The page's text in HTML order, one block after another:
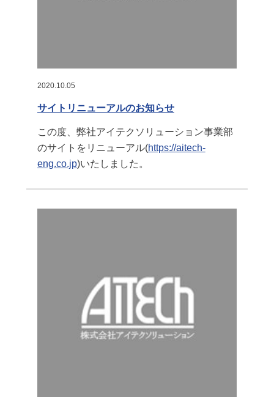
2020.10.05
サイトリニューアルのお知らせ
この度、弊社アイテクソリューション事業部
のサイトをリニューアル(https://aitech-
eng.co.jp)いたしました。